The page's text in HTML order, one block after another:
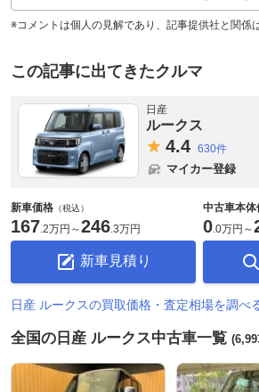
※コメントは個人の見解であり、記事提供社と関係
この記事に出てきたクルマ
日産
ルークス
4.4 630件
マイカー登録
新車価格 （税込）
167.2万円 ～246.3万円
新車見積り
中古車本体
0.0万円 ～
日産 ルークスの買取価格・査定相場を調べ
全国の日産 ルークス中古車一覧